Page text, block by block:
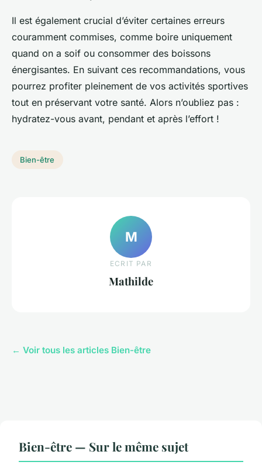
Il est également crucial d’éviter certaines erreurs
couramment commises, comme boire uniquement
quand on a soif ou consommer des boissons
énergisantes. En suivant ces recommandations, vous
pourrez profiter pleinement de vos activités sportives
tout en préservant votre santé. Alors n’oubliez pas :
hydratez-vous avant, pendant et après l’effort !
Bien-être
M
ECRIT PAR
Mathilde
← Voir tous les articles Bien-être
Bien-être — Sur le même sujet